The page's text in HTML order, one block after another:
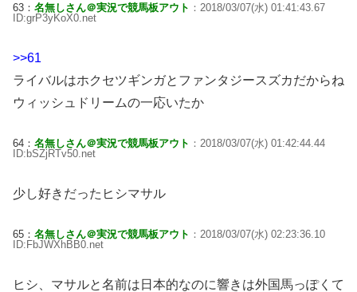
63： 名無しさん＠実況で競馬板アウト ：2018/03/07(水) 01:41:43.67
ID:grP3yKoX0.net
>>61
ライバルはホクセツギンガとファンタジースズカだからね
ウィッシュドリームの一応いたか
64： 名無しさん＠実況で競馬板アウト ：2018/03/07(水) 01:42:44.44
ID:bSZjRTv50.net
少し好きだったヒシマサル
65： 名無しさん＠実況で競馬板アウト ：2018/03/07(水) 02:23:36.10
ID:FbJWXhBB0.net
ヒシ、マサルと名前は日本的なのに響きは外国馬っぽくて